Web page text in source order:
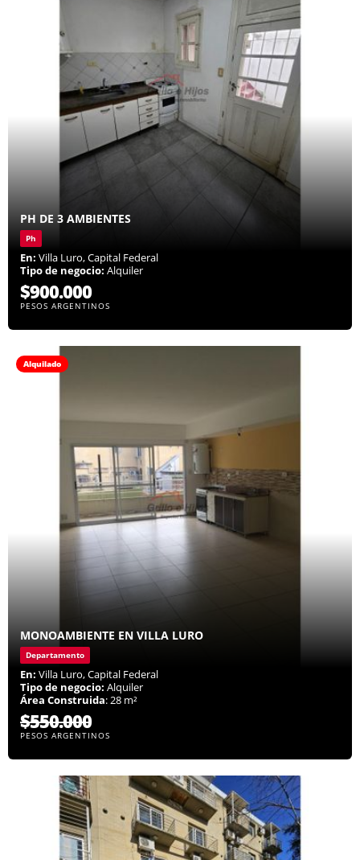
PH DE 3 AMBIENTES
Ph
En: Villa Luro, Capital Federal
Tipo de negocio: Alquiler
$900.000
PESOS ARGENTINOS
Alquilado
MONOAMBIENTE EN VILLA LURO
Departamento
En: Villa Luro, Capital Federal
Tipo de negocio: Alquiler
Área Construida: 28 m²
$550.000
PESOS ARGENTINOS